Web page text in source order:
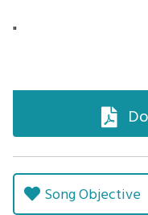
"
Song Objective